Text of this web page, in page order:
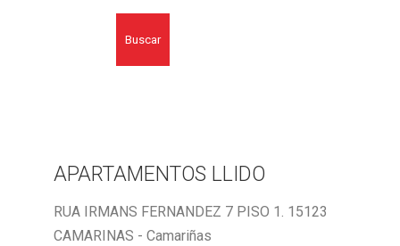
Buscar
APARTAMENTOS LLIDO
RUA IRMANS FERNANDEZ 7 PISO 1. 15123
CAMARINAS - Camariñas